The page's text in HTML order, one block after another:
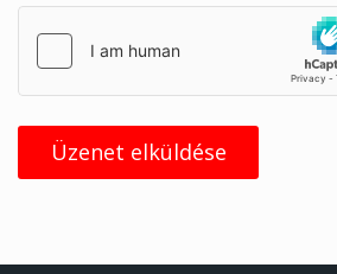
Üzenet elküldése